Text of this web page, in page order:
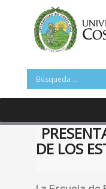
DE LOS